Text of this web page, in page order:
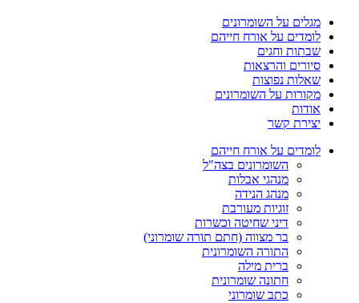
מגלים על השומרונים
לומדים על אורח חייהם
שבתות וחגים
סיורים והרצאות
שאלות נפוצות
מקורות על השומרונים
אודות
יצירת קשר
לומדים על אורח חייהם
השומרונים בצה"ל
מנהגי אבלות
מנהג הנידה
זוגיות מעורבת
דיני שחיטה וכשרות
בר מצווה (חתם תורה שומרוני)
התורה השומרונית
ברית מילה
חתונה שומרונית
כתב שומרוני